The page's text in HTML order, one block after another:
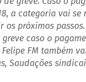
a categoria vai
próximos
caso o
FM também
Saudações